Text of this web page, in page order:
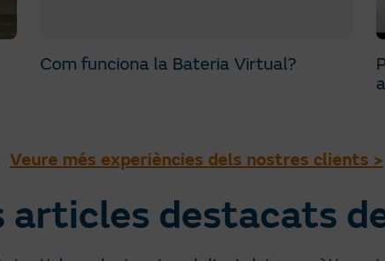
Com funciona la Bateria Virtual?
Veure més experiències dels nostres clients >
articles destacats